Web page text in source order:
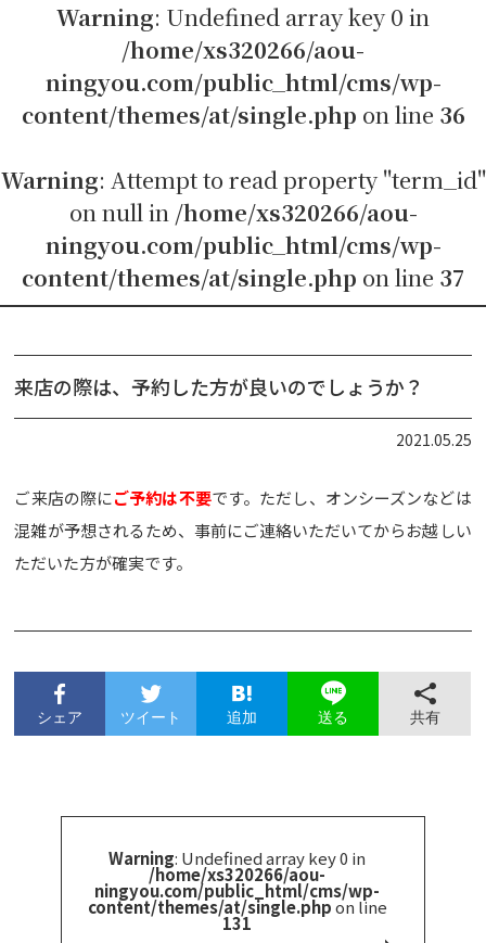
Warning: Undefined array key 0 in
/home/xs320266/aou-
ningyou.com/public_html/cms/wp-
content/themes/at/single.php on line 36
Warning: Attempt to read property "term_id"
on null in /home/xs320266/aou-
ningyou.com/public_html/cms/wp-
content/themes/at/single.php on line 37
来店の際は、予約した方が良いのでしょうか？
2021.05.25
ご来店の際にご予約は不要です。ただし、オンシーズンなどは
混雑が予想されるため、事前にご連絡いただいてからお越しい
ただいた方が確実です。
シェア ツイート 追加 送る 共有
Warning: Undefined array key 0 in
/home/xs320266/aou-
ningyou.com/public_html/cms/wp-
content/themes/at/single.phpon line
131